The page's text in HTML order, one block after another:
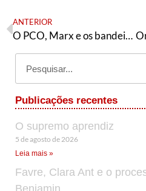
ANTERIOR
O PCO, Marx e os bandeirantes
Publicações recentes
O supremo aprendiz
5 de agosto de 2026
Leia mais »
Favre, Clara Ant e o